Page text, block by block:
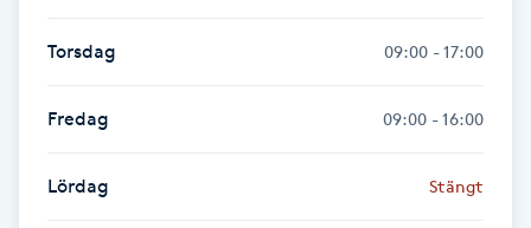
Torsdag 09:00 - 17:00
Fredag 09:00 - 16:00
Lördag Stängt